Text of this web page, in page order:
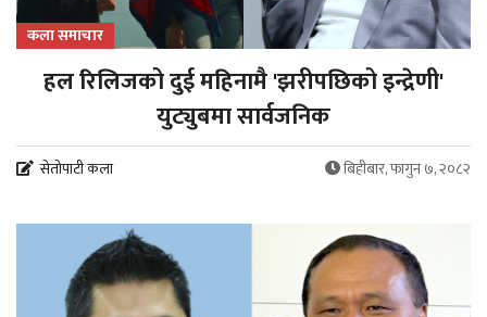
कला समाचार
हल रिलिजको दुई महिनामै 'झरीपछिको इन्द्रेणी'
युट्युबमा सार्वजनिक
सेतोपाटी कला बिहीबार, फागुन ७, २०८२